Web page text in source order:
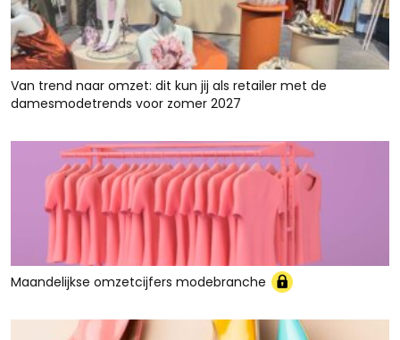
Van trend naar omzet: dit kun jij als retailer met de
damesmodetrends voor zomer 2027
Maandelijkse omzetcijfers modebranche